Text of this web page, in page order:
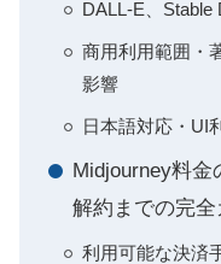
DALL-E、Stable
商用利用範囲・
影響
日本語対応・UI
Midjourney料金
解約までの完全
利用可能な決済